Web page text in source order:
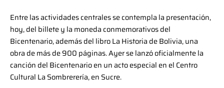
Entre las actividades centrales se contempla la presentación,
hoy, del billete y la moneda conmemorativos del
Bicentenario, además del libro La Historia de Bolivia, una
obra de más de 900 páginas. Ayer se lanzó oficialmente la
canción del Bicentenario en un acto especial en el Centro
Cultural La Sombrerería, en Sucre.